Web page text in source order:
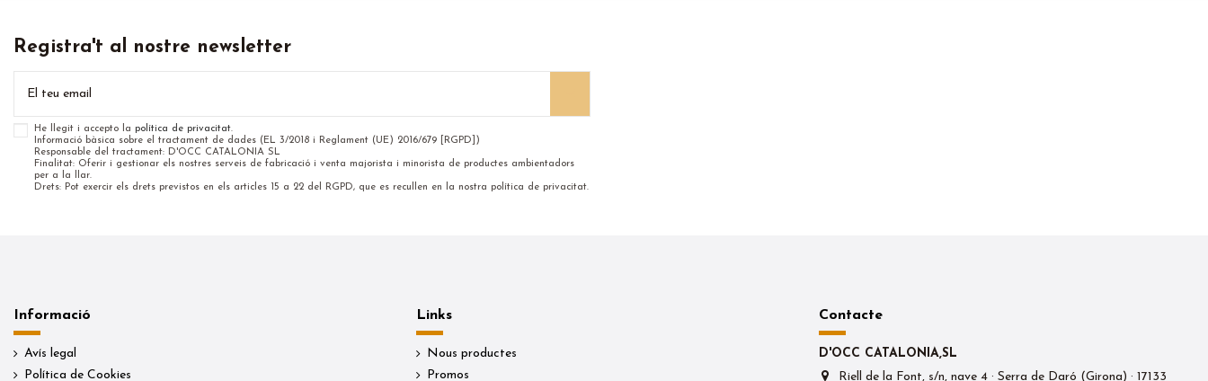
Registra't al nostre newsletter
He llegit i accepto la política de privacitat.
Informació bàsica sobre el tractament de dades (EL 3/2018 i Reglament (UE) 2016/679 [RGPD])
Responsable del tractament: D'OCC CATALONIA SL
Finalitat: Oferir i gestionar els nostres serveis de fabricació i venta majorista i minorista de productes ambientadors
per a la llar.
Drets: Pot exercir els drets previstos en els articles 15 a 22 del RGPD, que es recullen en la nostra política de privacitat.
Informació
Avís legal
Política de Cookies
Links
Nous productes
Promos
Contacte
D'OCC CATALONIA,SL
Riell de la Font, s/n, nave 4 · Serra de Daró (Girona) · 17133